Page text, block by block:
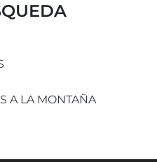
A LA MONTAÑA